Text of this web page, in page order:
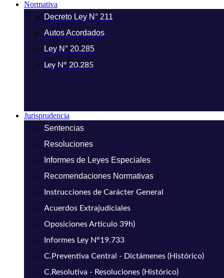
Normativa
Decreto Ley N° 211
Autos Acordados
Ley N° 20.285
Ley N° 20.285
Jurisprudencia
Sentencias
Resoluciones
Informes de Leyes Especiales
Recomendaciones Normativas
Instrucciones de Carácter General
Acuerdos Extrajudiciales
Oposiciones Artículo 39h)
Informes Ley N°19.733
C.Preventiva Central - Dictámenes (Histórico)
C.Resolutiva - Resoluciones (Histórico)